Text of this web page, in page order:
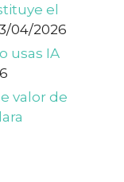
el
04/2026
usas IA
valor de